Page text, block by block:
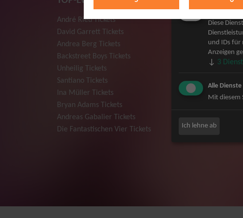
André Rieu Tickets
David Garrett Tickets
Andrea Berg Tickets
Backstreet Boys Tickets
Unheilig Tickets
Santiano Tickets
Ina Müller Tickets
Bryan Adams Tickets
Andreas Gabalier Tickets
Die Fantastischen Vier Tickets
Herbert
Deep Purple
Howard
Jan Delay &
Bob Dylan Tickets
Mark Forster
Niedeckens BAP
Marketing
Diese
und IDs für
Anzeigen
↓ 3
Alle
Mit diesem
Ich lehne ab